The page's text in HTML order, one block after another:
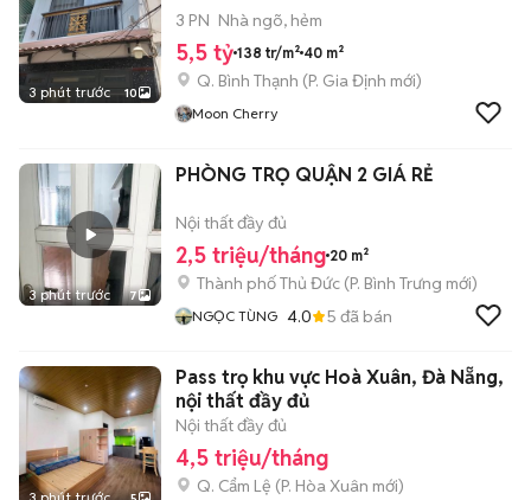
3 phút trước 10
3 PN Nhà ngõ, hẻm
5,5 tỷ 138 tr/m² 40 m²
Q. Bình Thạnh (P. Gia Định mới)
Moon Cherry
3 phút trước 7
PHÒNG TRỌ QUẬN 2 GIÁ RẺ
Nội thất đầy đủ
2,5 triệu/tháng 20 m²
Thành phố Thủ Đức (P. Bình Trưng mới)
NGỌC TÙNG 4.0 5 đã bán
Pass trọ khu vực Hoà Xuân, Đà Nẵng,
nội thất đầy đủ
Nội thất đầy đủ
4,5 triệu/tháng
Q. Cẩm Lệ (P. Hòa Xuân mới)